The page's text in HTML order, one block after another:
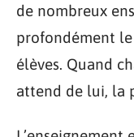
de nombreux
profondément
élèves. Quand
attend de lui, la